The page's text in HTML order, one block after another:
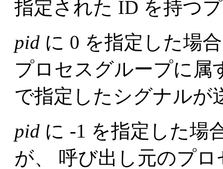
指定された ID を持つ
pid に 0 を指定した場
プロセスグループに
で指定したシグナルが
pid に -1 を指定した場
が、 呼び出し元のプ